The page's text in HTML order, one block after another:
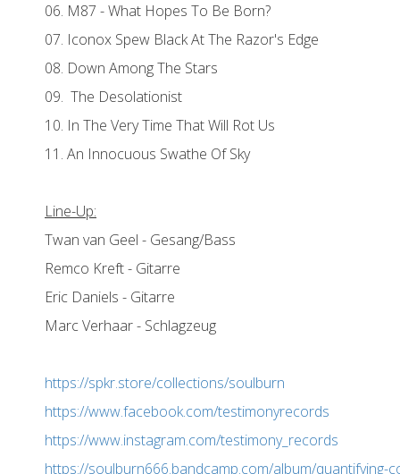
06. M87 - What Hopes To Be Born?
07. Iconox Spew Black At The Razor's Edge
08. Down Among The Stars
09. The Desolationist
10. In The Very Time That Will Rot Us
11. An Innocuous Swathe Of Sky
Line-Up:
Twan van Geel - Gesang/Bass
Remco Kreft - Gitarre
Eric Daniels - Gitarre
Marc Verhaar - Schlagzeug
https://spkr.store/collections/soulburn
https://www.facebook.com/testimonyrecords
https://www.instagram.com/testimony_records
https://soulburn666.bandcamp.com/album/quantifying-